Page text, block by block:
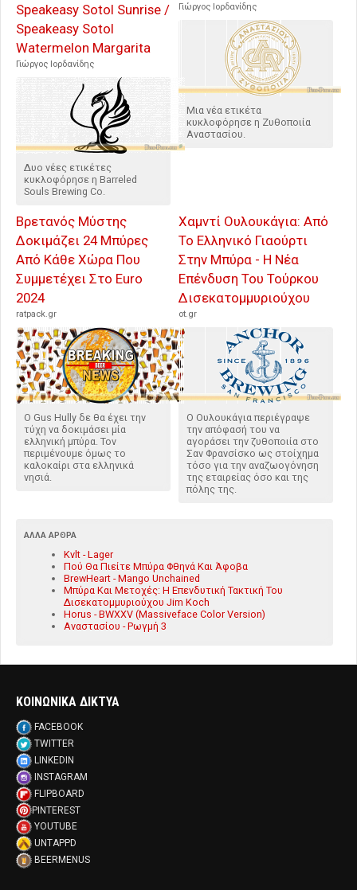
Speakeasy Sotol Sunrise /
Speakeasy Sotol
Watermelon Margarita
Γιώργος Ιορδανίδης
Δυο νέες ετικέτες
κυκλοφόρησε η Barreled
Souls Brewing Co.
Γιώργος Ιορδανίδης
Μια νέα ετικέτα
κυκλοφόρησε η Ζυθοποιία
Αναστασίου.
Βρετανός Μύστης
Δοκιμάζει 24 Μπύρες
Από Κάθε Χώρα Που
Συμμετέχει Στο Euro
2024
ratpack.gr
Ο Gus Hully δε θα έχει την
τύχη να δοκιμάσει μία
ελληνική μπύρα. Τον
περιμένουμε όμως το
καλοκαίρι στα ελληνικά
νησιά.
Χαμντί Ουλουκάγια: Από
Το Ελληνικό Γιαούρτι
Στην Μπύρα - Η Νέα
Επένδυση Του Τούρκου
Δισεκατομμυριούχου
ot.gr
Ο Ουλουκάγια περιέγραψε
την απόφασή του να
αγοράσει την ζυθοποιία στο
Σαν Φρανσίσκο ως στοίχημα
τόσο για την αναζωογόνηση
της εταιρείας όσο και της
πόλης της.
ΆΛΛΑ ΆΡΘΡΑ
Kvlt - Lager
Πού Θα Πιείτε Μπύρα Φθηνά Και Άφοβα
BrewHeart - Mango Unchained
Μπύρα Και Μετοχές: Η Επενδυτική Τακτική Του
Δισεκατομμυριούχου Jim Koch
Horus - BWXXV (Massiveface Color Version)
Αναστασίου - Ρωγμή 3
ΚΟΙΝΩΝΙΚΑ ΔΙΚΤΥΑ
FACEBOOK
TWITTER
LINKEDIN
INSTAGRAM
FLIPBOARD
PINTEREST
YOUTUBE
UNTAPPD
BEERMENUS